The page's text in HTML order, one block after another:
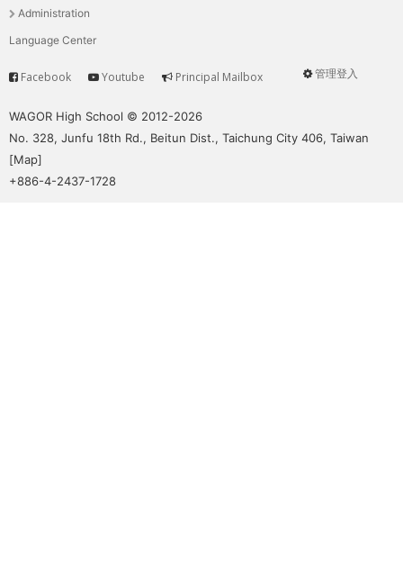
單Administration
Language Center
User
管理登入
Service
Facebook Youtube Principal Mailbox
WAGOR High School © 2012-2026
No. 328, Junfu 18th Rd., Beitun Dist., Taichung City 406, Taiwan
[Map]
+886-4-2437-1728